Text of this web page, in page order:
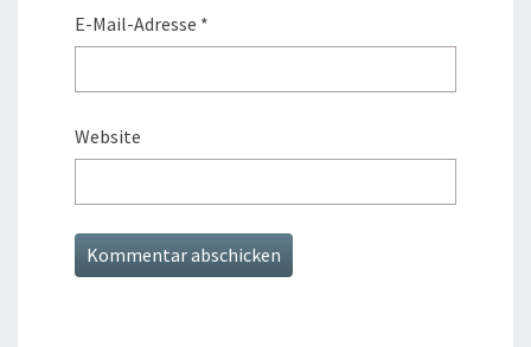
E-Mail-Adresse *
Website